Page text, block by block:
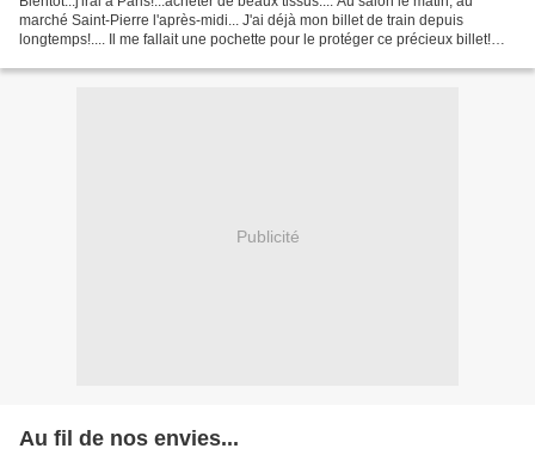
marché Saint-Pierre l'après-midi... J'ai déjà mon billet de train depuis
longtemps!.... Il me fallait une pochette pour le protéger ce précieux billet!
Publicité
Au fil de nos envies...